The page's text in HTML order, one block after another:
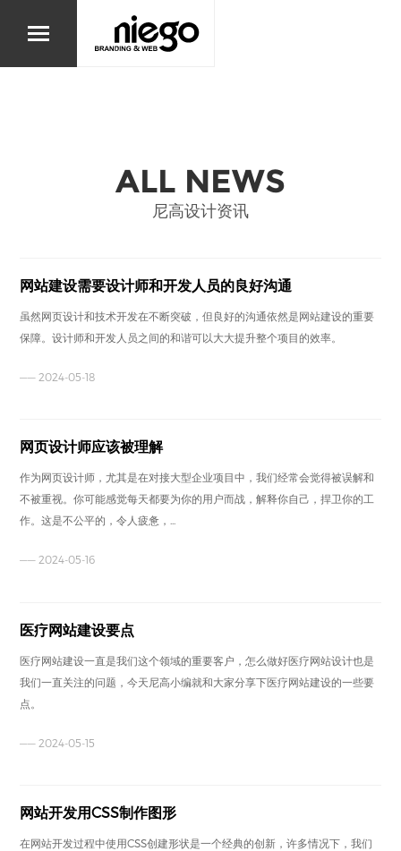
ALL NEWS
尼高设计资讯
网站建设需要设计师和开发人员的良好沟通
虽然网页设计和技术开发在不断突破，但良好的沟通依然是网站建设的重要
保障。设计师和开发人员之间的和谐可以大大提升整个项目的效率。
—— 2024-05-18
网页设计师应该被理解
作为网页设计师，尤其是在对接大型企业项目中，我们经常会觉得被误解和
不被重视。你可能感觉每天都要为你的用户而战，解释你自己，捍卫你的工
作。这是不公平的，令人疲惫，...
—— 2024-05-16
医疗网站建设要点
医疗网站建设一直是我们这个领域的重要客户，怎么做好医疗网站设计也是
我们一直关注的问题，今天尼高小编就和大家分享下医疗网站建设的一些要
点。
—— 2024-05-15
网站开发用CSS制作图形
在网站开发过程中使用CSS创建形状是一个经典的创新，许多情况下，我们